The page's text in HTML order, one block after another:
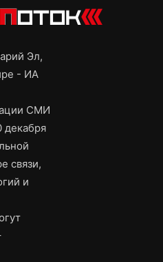
Эл,
- ИА
СМИ
связи,
и